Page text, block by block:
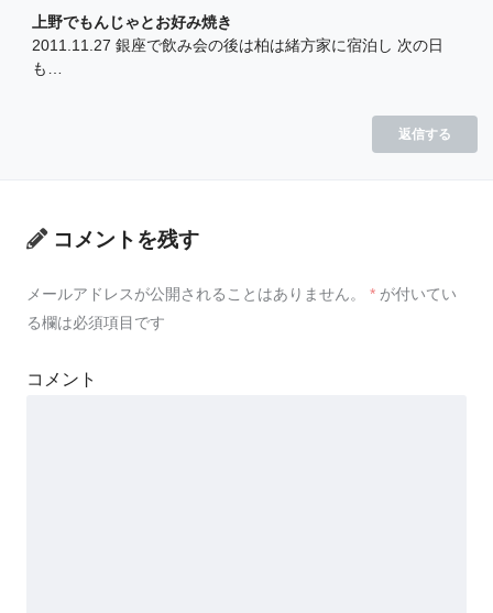
上野でもんじゃとお好み焼き
2011.11.27 銀座で飲み会の後は柏は緒方家に宿泊し 次の日
も…
返信する
コメントを残す
メールアドレスが公開されることはありません。 * が付いてい
る欄は必須項目です
コメント